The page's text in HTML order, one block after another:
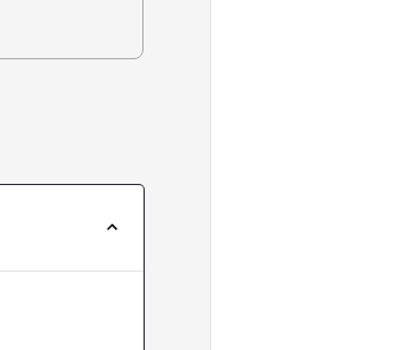
Från 2 535 kr/mån
HYBRID